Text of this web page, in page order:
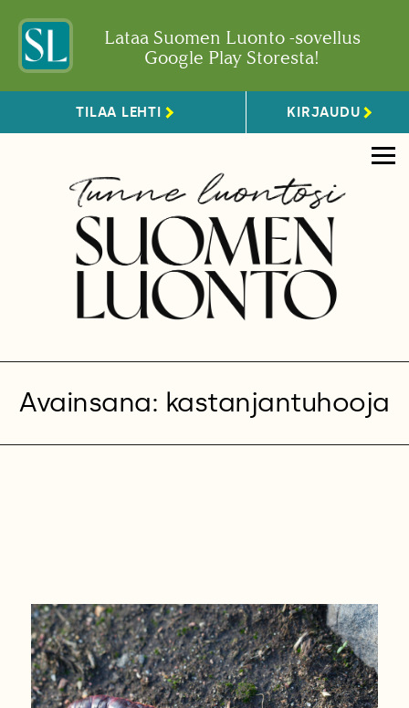
Lataa Suomen Luonto -sovellus
Google Play Storesta!
TILAA LEHTI KIRJAUDU
Avainsana: kastanjantuhooja